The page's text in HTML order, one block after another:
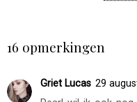
16 opmerkingen
Griet Lucas 29